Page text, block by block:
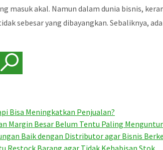
masuk akal. Namun dalam dunia bisnis,
sebesar yang dibayangkan. Sebaliknya,
Bisa Meningkatkan Penjualan?
Margin Besar Belum Tentu Paling
Baik dengan Distributor agar Bisnis